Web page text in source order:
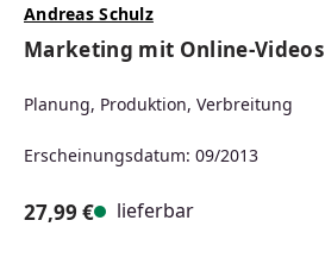
Andreas Schulz
Marketing mit Online-Videos
Planung, Produktion, Verbreitung
Erscheinungsdatum: 09/2013
27,99 € lieferbar